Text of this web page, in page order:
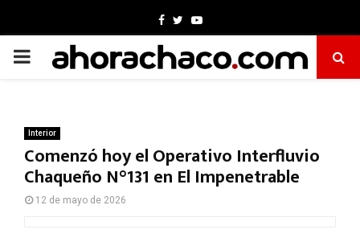
Facebook
TwitterYoutube
PRIMARY
Interior
Comenzó hoy el Operativo Interfluvio
Chaqueño N°131 en El Impenetrable
12 de mayo de 2026